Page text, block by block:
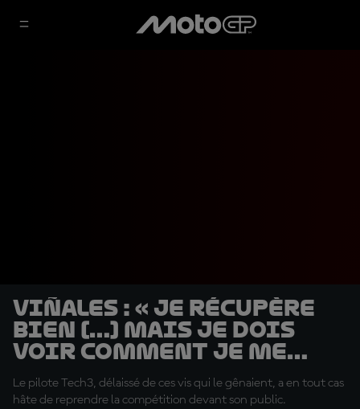
Viñales : « Je récupère
bien […] mais je dois
voir comment je me
sens sur la moto »
Le pilote Tech3, délaissé de ces vis qui le gênaient, a en tout cas
hâte de reprendre la compétition devant son public.